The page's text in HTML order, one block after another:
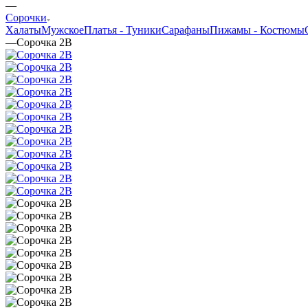
—
Сорочки
ХалатыМужскоеПлатья - ТуникиСарафаныПижамы - Костюмы
—Сорочка 2В